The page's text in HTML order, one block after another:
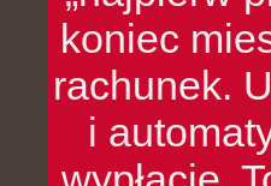
koniec
rachunek.
i